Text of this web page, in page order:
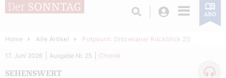
Login ABO
Home Alle Artikel Potpourri: Diözesaner Rückblick 25
SEHENSWERT
17. Juni 2026 Ausgabe Nr. 25 Chronik